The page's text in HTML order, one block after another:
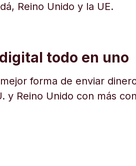
Reino Unido y la UE.
todo en uno
forma de enviar
y Reino Unido con más